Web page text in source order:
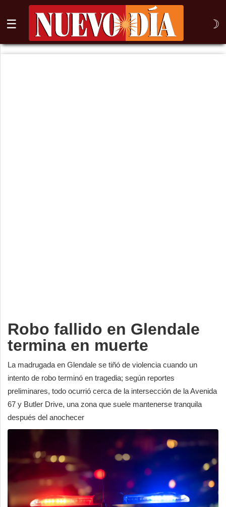
☰ ☽
⌕
Robo fallido en Glendale
termina en muerte
La madrugada en Glendale se tiñó de violencia cuando un
intento de robo terminó en tragedia; según reportes
preliminares, todo ocurrió cerca de la intersección de la Avenida
67 y Butler Drive, una zona que suele mantenerse tranquila
después del anochecer